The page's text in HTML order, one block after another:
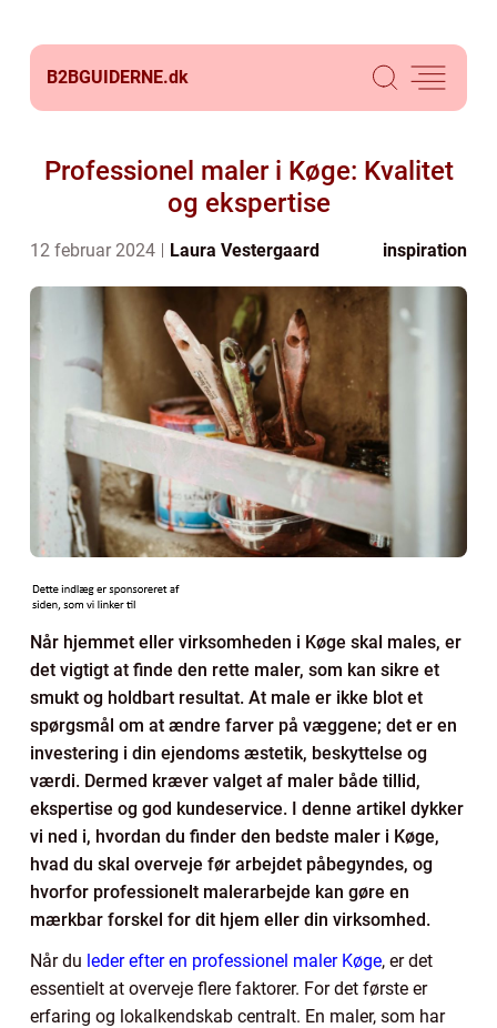
B2BGUIDERNE.dk
Professionel maler i Køge: Kvalitet
og ekspertise
12 februar 2024 Laura Vestergaard inspiration
Når hjemmet eller virksomheden i Køge skal males, er
det vigtigt at finde den rette maler, som kan sikre et
smukt og holdbart resultat. At male er ikke blot et
spørgsmål om at ændre farver på væggene; det er en
investering i din ejendoms æstetik, beskyttelse og
værdi. Dermed kræver valget af maler både tillid,
ekspertise og god kundeservice. I denne artikel dykker
vi ned i, hvordan du finder den bedste maler i Køge,
hvad du skal overveje før arbejdet påbegyndes, og
hvorfor professionelt malerarbejde kan gøre en
mærkbar forskel for dit hjem eller din virksomhed.
Når du leder efter en professionel maler Køge, er det
essentielt at overveje flere faktorer. For det første er
erfaring og lokalkendskab centralt. En maler, som har